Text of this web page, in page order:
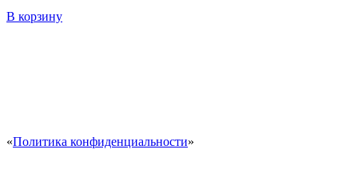
В корзину
«Политика конфиденциальности»